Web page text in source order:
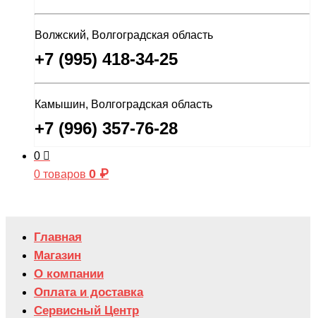
Волжский, Волгоградская область
+7 (995) 418-34-25
Камышин, Волгоградская область
+7 (996) 357-76-28
0
0 товаров 0 ₽
Главная
Магазин
О компании
Оплата и доставка
Сервисный Центр